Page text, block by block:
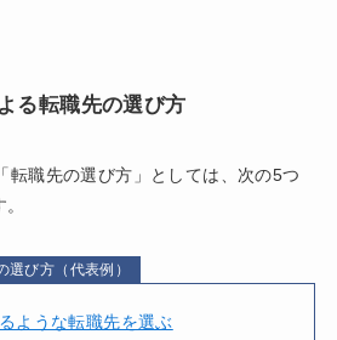
る転職先の選び方
転職先の選び方」としては、次の5つ
び方（代表例）
ような転職先を選ぶ